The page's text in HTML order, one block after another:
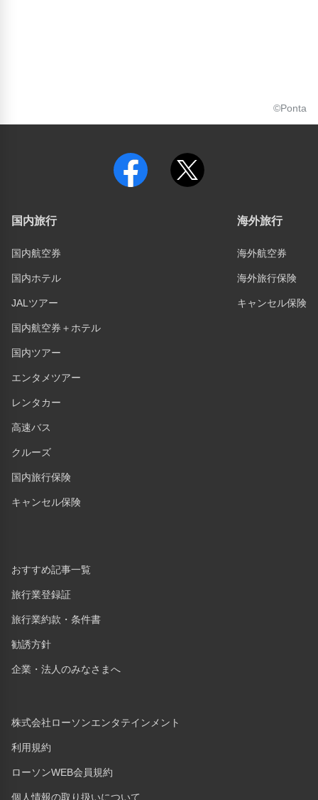
©Ponta
国内旅行
国内航空券
国内ホテル
JALツアー
国内航空券＋ホテル
国内ツアー
エンタメツアー
レンタカー
高速バス
クルーズ
国内旅行保険
キャンセル保険
おすすめ記事一覧
旅行業登録証
旅行業約款・条件書
勧誘方針
企業・法人のみなさまへ
株式会社ローソンエンタテインメント
利用規約
ローソンWEB会員規約
個人情報の取り扱いについて
海外旅行
海外航空券
海外旅行保険
キャンセル保険